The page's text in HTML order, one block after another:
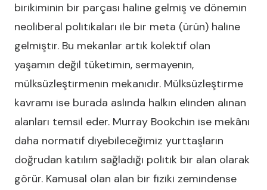
birikiminin bir parçası haline gelmiş ve dönemin
neoliberal politikaları ile bir meta (ürün) haline
gelmiştir. Bu mekanlar artık kolektif olan
yaşamın değil tüketimin, sermayenin,
mülksüzleştirmenin mekanıdır. Mülksüzleştirme
kavramı ise burada aslında halkın elinden alınan
alanları temsil eder. Murray Bookchin ise mekânı
daha normatif diyebileceğimiz yurttaşların
doğrudan katılım sağladığı politik bir alan olarak
görür. Kamusal olan alan bir fiziki zemindense